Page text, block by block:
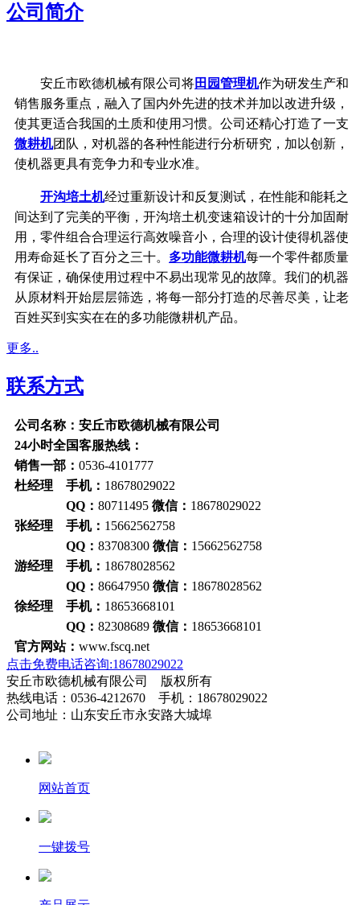
公司简介
安丘市欧德机械有限公司将田园管理机作为研发生产和
销售服务重点，融入了国内外先进的技术并加以改进升级，
使其更适合我国的土质和使用习惯。公司还精心打造了一支
微耕机团队，对机器的各种性能进行分析研究，加以创新，
使机器更具有竞争力和专业水准。
开沟培土机经过重新设计和反复测试，在性能和能耗之
间达到了完美的平衡，开沟培土机变速箱设计的十分加固耐
用，零件组合合理运行高效噪音小，合理的设计使得机器使
用寿命延长了百分之三十。 多功能微耕机每一个零件都质量
有保证，确保使用过程中不易出现常见的故障。我们的机器
从原材料开始层层筛选，将每一部分打造的尽善尽美，让老
百姓买到实实在在的多功能微耕机产品。
更多..
联系方式
公司名称：安丘市欧德机械有限公司
24小时全国客服热线：
销售一部： 0536-4101777
杜经理 手机： 18678029022
QQ： 80711495 微信： 18678029022
张经理 手机： 15662562758
QQ： 83708300 微信： 15662562758
游经理 手机： 18678028562
QQ： 86647950 微信： 18678028562
徐经理 手机： 18653668101
QQ： 82308689 微信： 18653668101
官方网站： www.fscq.net
点击免费电话咨询:18678029022
安丘市欧德机械有限公司 版权所有
热线电话：0536-4212670 手机：18678029022
公司地址：山东安丘市永安路大城埠
网站首页
一键拨号